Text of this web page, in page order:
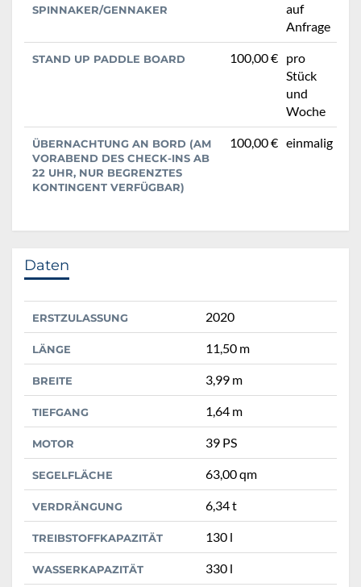
SPINNAKER/GENNAKER
auf
Anfrage
STAND UP PADDLE BOARD 100,00 € pro
Stück
und
Woche
ÜBERNACHTUNG AN BORD (AM
VORABEND DES CHECK-INS AB
22 UHR, NUR BEGRENZTES
KONTINGENT VERFÜGBAR)
100,00 € einmalig
Daten
ERSTZULASSUNG 2020
LÄNGE 11,50 m
BREITE 3,99 m
TIEFGANG 1,64 m
MOTOR 39 PS
SEGELFLÄCHE 63,00 qm
VERDRÄNGUNG 6,34 t
TREIBSTOFFKAPAZITÄT 130 l
WASSERKAPAZITÄT 330 l